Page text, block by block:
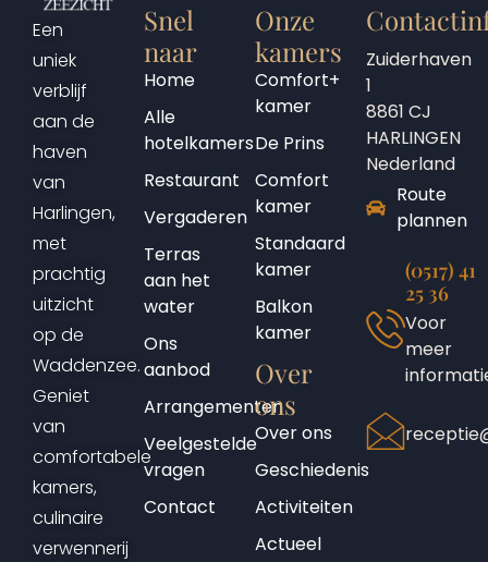
Een
uniek
verblijf
aan de
haven
van
Harlingen,
met
prachtig
uitzicht
op de
Waddenzee.
Geniet
van
comfortabele
kamers,
culinaire
verwennerij
Snel
naar
Home
Alle
hotelkamers
Restaurant
Vergaderen
Terras
aan het
water
Ons
aanbod
Arrangementen
Veelgestelde
vragen
Contact
Onze
kamers
Comfort+
kamer
De Prins
Comfort
kamer
Standaard
kamer
Balkon
kamer
Over
ons
Over ons
Geschiedenis
Activiteiten
Actueel
Zuiderhaven
1
8861 CJ
HARLINGEN
Nederland
Route
plannen
(0517) 41
25 36
Voor
meer